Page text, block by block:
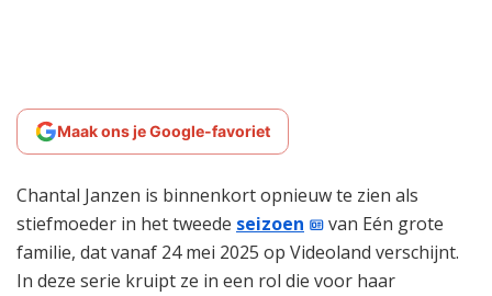
Maak ons je Google-favoriet
Chantal Janzen is binnenkort opnieuw te zien als
stiefmoeder in het tweede seizoen
van Eén grote
familie, dat vanaf 24 mei 2025 op Videoland verschijnt.
In deze serie kruipt ze in een rol die voor haar